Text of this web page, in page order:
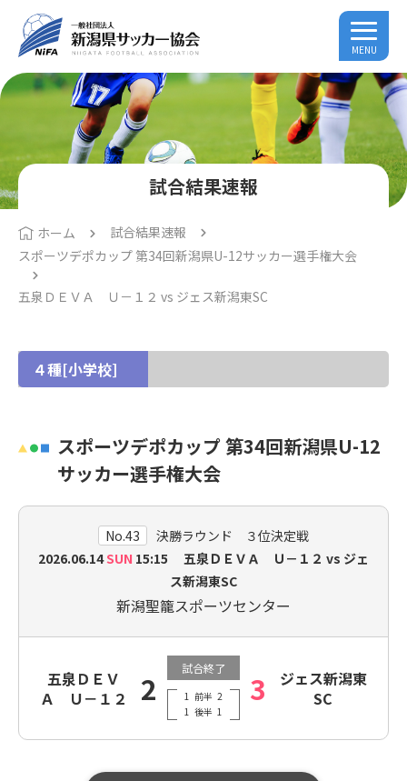
MENU
試合結果速報
ホーム
試合結果速報
スポーツデポカップ 第34回新潟県U-12サッカー選手権大会
五泉ＤＥＶＡ Ｕ－１２ vs ジェス新潟東SC
４種[小学校]
スポーツデポカップ 第34回新潟県U-12
サッカー選手権大会
No.43
決勝ラウンド ３位決定戦
2026.06.14SUN 15:15 五泉ＤＥＶＡ Ｕ－１２ vs ジェ
ス新潟東SC
新潟聖籠スポーツセンター
五泉ＤＥＶ
Ａ Ｕ－１２
2
試合終了
1 前半 2
1 後半 1
3
ジェス新潟東
SC